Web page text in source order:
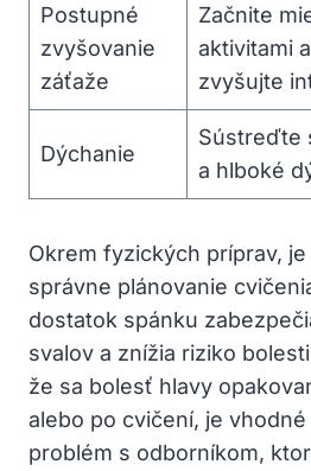
Postupné
zvyšovanie
záťaže
Začnite
aktivitami
zvyšujte
Dýchanie
Sústreďte
a hlboké
Okrem fyzických príprav,
správne plánovanie
dostatok spánku
svalov a znížia riziko
že sa bolesť hlavy
alebo po cvičení, je
problém s odborníkom,